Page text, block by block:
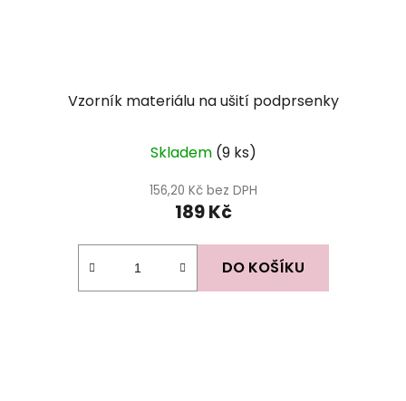
Vzorník materiálu na ušití podprsenky
Skladem (9 ks)
156,20 Kč bez DPH
189 Kč
DO KOŠÍKU